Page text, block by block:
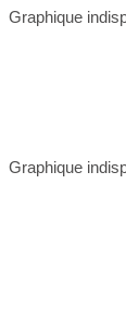
Graphique
Graphique